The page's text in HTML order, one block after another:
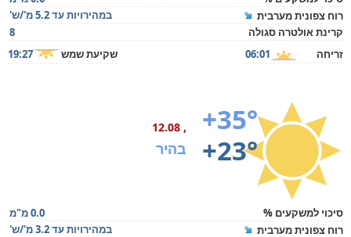
רוח צפונית מערבית
במהירויות עד 5.2 מ'/ש'
קרינת אולטרה סגולה
8
זריחה
06:01 שקיעת שמש 19:27
+35°
+23°
, 12.08
בהיר
סיכוי למשקעים %
0.0 מ"מ
רוח צפונית מערבית
במהירויות עד 3.2 מ'/ש'